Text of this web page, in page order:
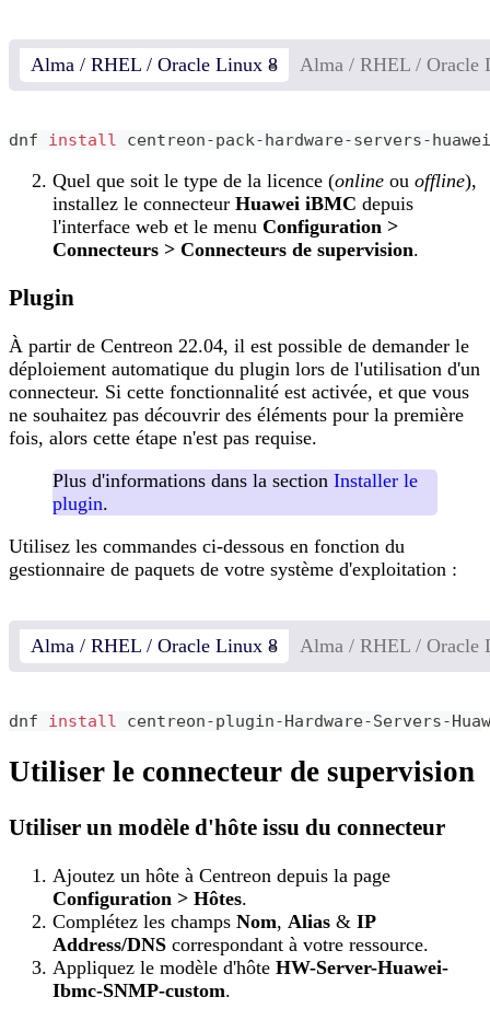
Alma / RHEL / Oracle Linux 8 Alma / RHEL / Oracle
dnf install centreon-pack-hardware-servers-
Quel que soit le type de la licence (online ou offline),
installez le connecteur Huawei iBMC depuis
l'interface web et le menu Configuration >
Connecteurs > Connecteurs de supervision.
Plugin
À partir de Centreon 22.04, il est possible de demander le
déploiement automatique du plugin lors de l'utilisation d'un
connecteur. Si cette fonctionnalité est activée, et que vous
ne souhaitez pas découvrir des éléments pour la première
fois, alors cette étape n'est pas requise.
Plus d'informations dans la section Installer le
plugin.
Utilisez les commandes ci-dessous en fonction du
gestionnaire de paquets de votre système d'exploitation :
Alma / RHEL / Oracle Linux 8 Alma / RHEL / Oracle
dnf install centreon-plugin-Hardware-Servers-
Utiliser le connecteur de supervision
Utiliser un modèle d'hôte issu du connecteur
Ajoutez un hôte à Centreon depuis la page
Configuration > Hôtes.
Complétez les champs Nom, Alias & IP
Address/DNS correspondant à votre ressource.
Appliquez le modèle d'hôte HW-Server-Huawei-
Ibmc-SNMP-custom.